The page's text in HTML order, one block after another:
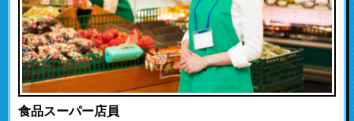
食品スーパー店員